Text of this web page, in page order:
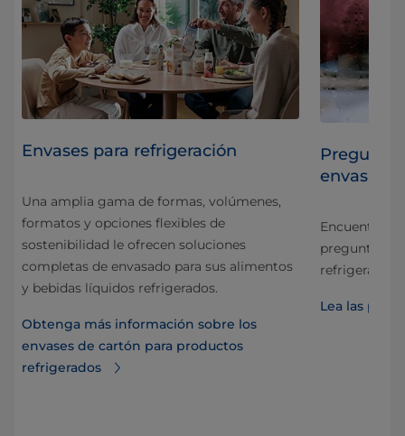
Envases para refrigeración
Una amplia gama de formas, volúmenes,
formatos y opciones flexibles de
sostenibilidad le ofrecen soluciones
completas de envasado para sus alimentos
y bebidas líquidos refrigerados.
Obtenga más información sobre los
envases de cartón para productos
refrigerados
envasado
Encuentre
preguntas
refrigerados,
Lea las